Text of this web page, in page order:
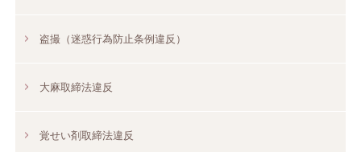
盗撮（迷惑行為防止条例違反）
大麻取締法違反
覚せい剤取締法違反